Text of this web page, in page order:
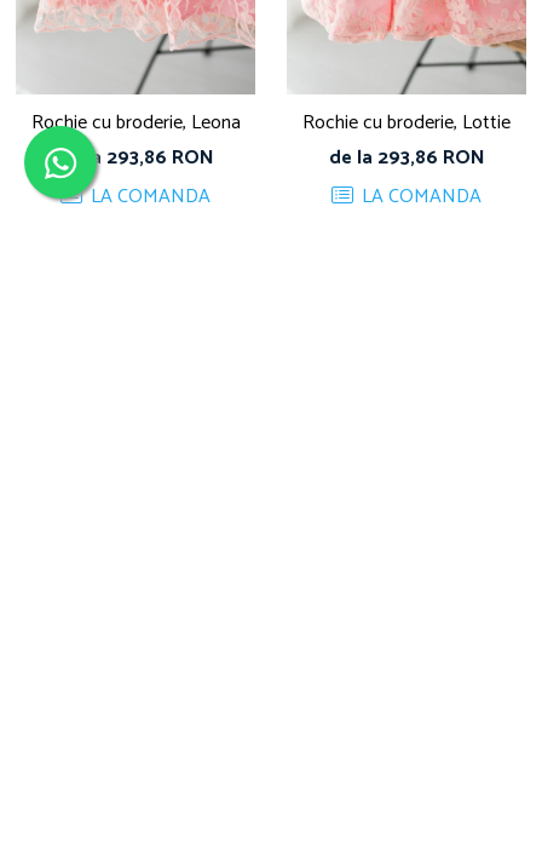
Rochie cu broderie, Leona
de la 293,86 RON
LA COMANDA
Rochie cu broderie, Lottie
de la 293,86 RON
LA COMANDA